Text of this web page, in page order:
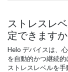
ストレスレ
定できますか
Helo デバイスは、
を自動的かつ継続
ストレスレベルを